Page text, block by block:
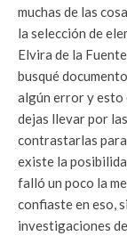
muchas de las
la selección de
Elvira de la
busqué
algún error y esto
dejas llevar por
contrastarlas
existe la
falló un poco la
confiaste en eso,
investigaciones